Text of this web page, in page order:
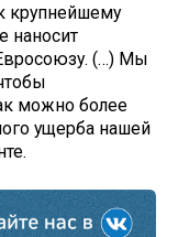
крупнейшему
наносит
(…) Мы
можно более
ущерба нашей